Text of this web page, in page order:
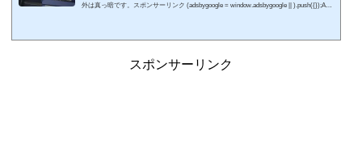
外は真っ暗です。スポンサーリンク (adsbygoogle = window.adsbygoogle || ).push({});AN
スゴールドとビジネスクラスは全て同じ優先順位でしたが、ANAの場合はその上位にダ
スポンサーリンク